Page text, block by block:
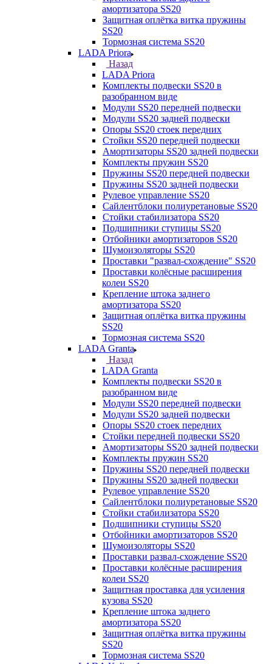
амортизатора SS20
Защитная оплётка витка пружины
SS20
Тормозная система SS20
LADA Priora
Назад
LADA Priora
Комплекты подвески SS20 в
разобранном виде
Модули SS20 передней подвески
Модули SS20 задней подвески
Опоры SS20 стоек передних
Стойки SS20 передней подвески
Амортизаторы SS20 задней подвески
Комплекты пружин SS20
Пружины SS20 передней подвески
Пружины SS20 задней подвески
Рулевое управление SS20
Сайлентблоки полиуретановые SS20
Стойки стабилизатора SS20
Подшипники ступицы SS20
Отбойники амортизаторов SS20
Шумоизоляторы SS20
Проставки "развал-схождение" SS20
Проставки колёсные расширения
колеи SS20
Крепление штока заднего
амортизатора SS20
Защитная оплётка витка пружины
SS20
Тормозная система SS20
LADA Granta
Назад
LADA Granta
Комплекты подвески SS20 в
разобранном виде
Модули SS20 передней подвески
Модули SS20 задней подвески
Опоры SS20 стоек передних
Стойки передней подвески SS20
Амортизаторы SS20 задней подвески
Комплекты пружин SS20
Пружины SS20 передней подвески
Пружины SS20 задней подвески
Рулевое управление SS20
Сайлентблоки полиуретановые SS20
Стойки стабилизатора SS20
Подшипники ступицы SS20
Отбойники амортизаторов SS20
Шумоизоляторы SS20
Проставки развал-схождение SS20
Проставки колёсные расширения
колеи SS20
Защитная проставка для усиления
кузова SS20
Крепление штока заднего
амортизатора SS20
Защитная оплётка витка пружины
SS20
Тормозная система SS20